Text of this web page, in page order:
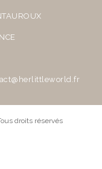
droits réservés